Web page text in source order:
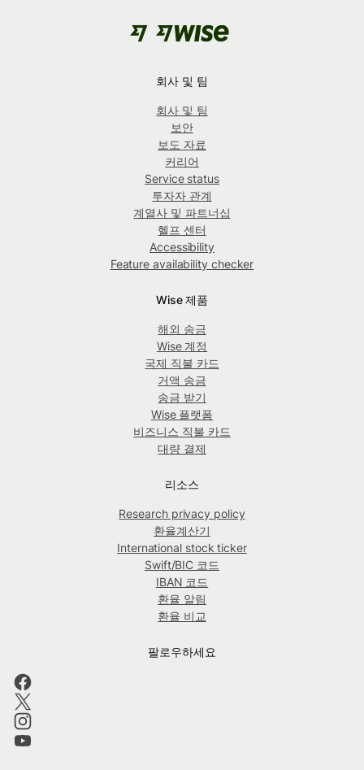
회사 및 팀
회사 및 팀
보안
보도 자료
커리어
Service status
투자자 관계
계열사 및 파트너십
헬프 센터
Accessibility
Feature availability checker
Wise 제품
해외 송금
Wise 계정
국제 직불 카드
거액 송금
송금 받기
Wise 플랫폼
비즈니스 직불 카드
대량 결제
리소스
Research privacy policy
환율계산기
International stock ticker
Swift/BIC 코드
IBAN 코드
환율 알림
환율 비교
팔로우하세요